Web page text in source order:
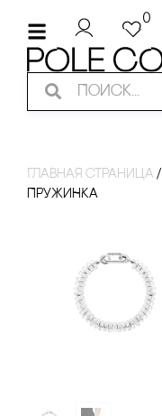
0
Главная страница /
ПРУЖИНКА